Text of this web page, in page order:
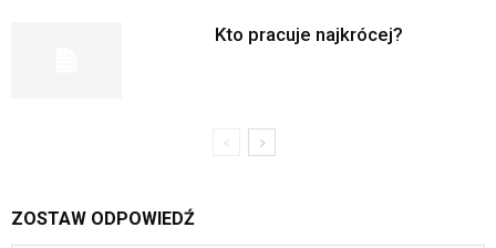
Kto pracuje najkrócej?
ZOSTAW ODPOWIEDŹ